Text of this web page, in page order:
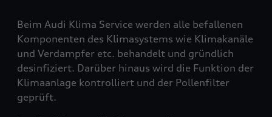
Beim Audi Klima Service werden alle befallenen
Komponenten des Klimasystems wie Klimakanäle
und Verdampfer etc. behandelt und gründlich
desinfiziert. Darüber hinaus wird die Funktion der
Klimaanlage kontrolliert und der Pollenfilter
geprüft.